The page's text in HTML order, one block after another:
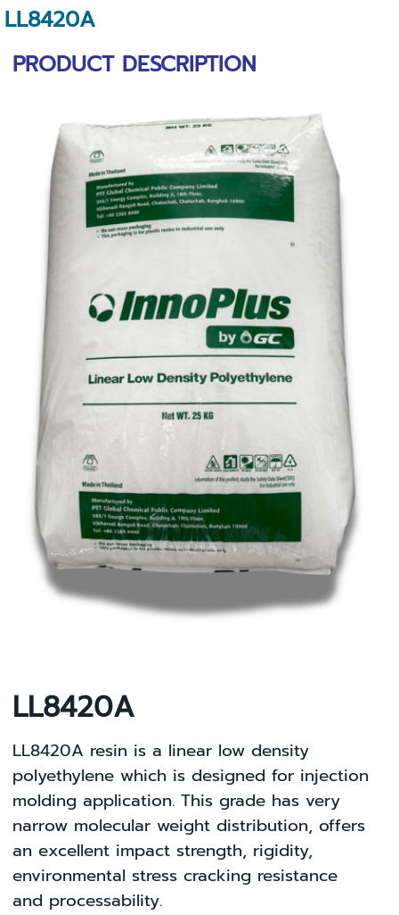
LL8420A
PRODUCT DESCRIPTION
LL8420A
LL8420A resin is a linear low density
polyethylene which is designed for injection
molding application. This grade has very
narrow molecular weight distribution, offers
an excellent impact strength, rigidity,
environmental stress cracking resistance
and processability.